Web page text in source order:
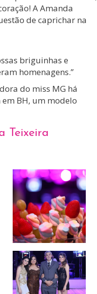
A Amanda
de caprichar na
briguinhas e
homenagens.”
do miss MG há
BH, um modelo
Teixeira